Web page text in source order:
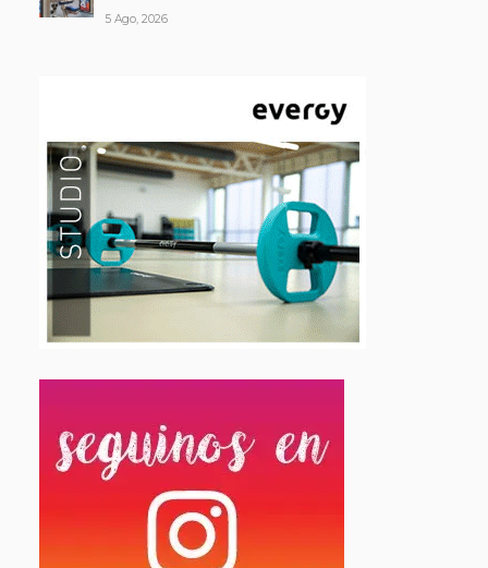
5 Ago, 2026